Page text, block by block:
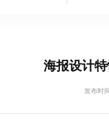
海报设计
发布时